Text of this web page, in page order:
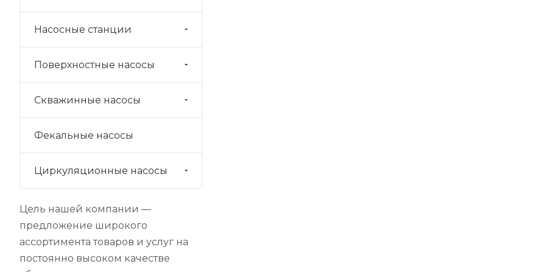
Насосные станции
Поверхностные насосы
Скважинные насосы
Фекальные насосы
Циркуляционные насосы
Цель нашей компании —
предложение широкого
ассортимента товаров и услуг на
постоянно высоком качестве